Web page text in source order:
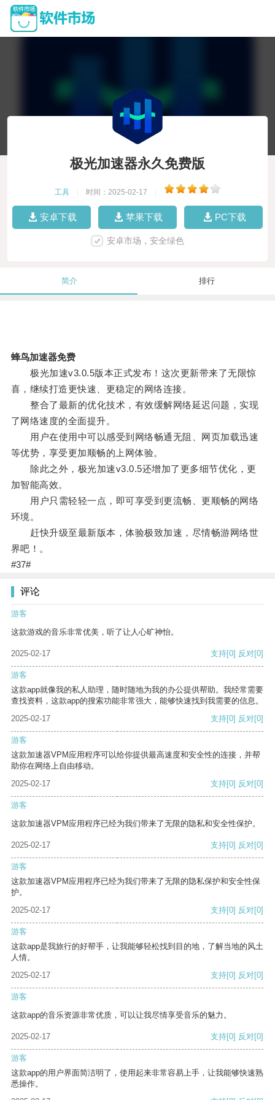
极光加速器永久免费版
工具 时间：2025-02-17
安卓下载 苹果下载 PC下载
安卓市场，安全绿色
简介 排行
蜂鸟加速器免费
极光加速v3.0.5版本正式发布！这次更新带来了无限惊
喜，继续打造更快速、更稳定的网络连接。
整合了最新的优化技术，有效缓解网络延迟问题，实现
了网络速度的全面提升。
用户在使用中可以感受到网络畅通无阻、网页加载迅速
等优势，享受更加顺畅的上网体验。
除此之外，极光加速v3.0.5还增加了更多细节优化，更
加智能高效。
用户只需轻轻一点，即可享受到更流畅、更顺畅的网络
环境。
赶快升级至最新版本，体验极致加速，尽情畅游网络世
界吧！。
#37#
评论
游客
这款游戏的音乐非常优美，听了让人心旷神怡。
2025-02-17 支持[0] 反对[0]
游客
这款app就像我的私人助理，随时随地为我的办公提供帮助。我经常需要
查找资料，这款app的搜索功能非常强大，能够快速找到我需要的信息。
2025-02-17
支持[0] 反对[0]
游客
这款加速器VPM应用程序可以给你提供最高速度和安全性的连接，并帮
助你在网络上自由移动。
2025-02-17
支持[0] 反对[0]
游客
这款加速器VPM应用程序已经为我们带来了无限的隐私和安全性保护。
2025-02-17 支持[0] 反对[0]
游客
这款加速器VPM应用程序已经为我们带来了无限的隐私保护和安全性保
护。
2025-02-17
支持[0] 反对[0]
游客
这款app是我旅行的好帮手，让我能够轻松找到目的地，了解当地的风土
人情。
2025-02-17
支持[0] 反对[0]
游客
这款app的音乐资源非常优质，可以让我尽情享受音乐的魅力。
2025-02-17 支持[0] 反对[0]
游客
这款app的用户界面简洁明了，使用起来非常容易上手，让我能够快速熟
悉操作。